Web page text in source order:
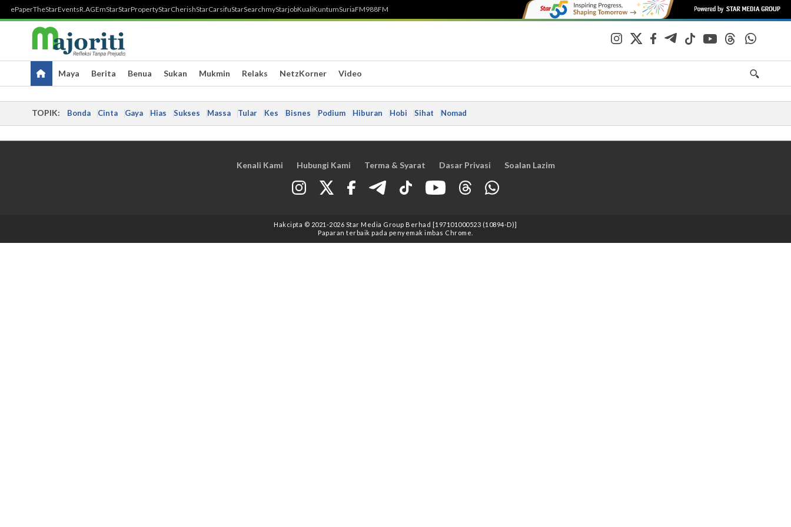
ePaperTheStarEventsR.AGEmStarStarPropertyStarCherishStarCarsifuStarSearchmyStarjobKualiKuntumSuriaFM988FM
Maya Berita Benua Sukan Mukmin Relaks NetzKorner Video
TOPIK: Bonda Cinta Gaya Hias Sukses Massa Tular Kes Bisnes Podium Hiburan Hobi Sihat Nomad
Kenali Kami Hubungi Kami Terma & Syarat Dasar Privasi Soalan Lazim
Hakcipta © 2021 -2026 Star Media Group Berhad [197101000523 (10894-D)]
Paparan terbaik pada penyemak imbas Chrome.